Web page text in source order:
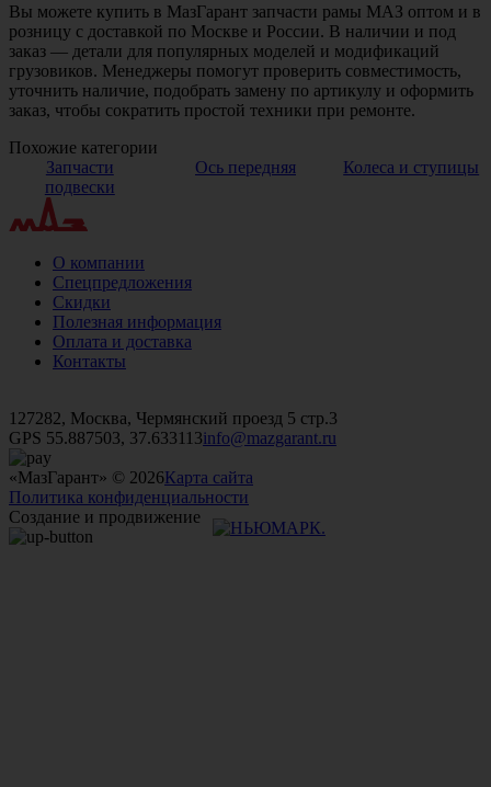
Вы можете купить в МазГарант запчасти рамы МАЗ оптом и в
розницу с доставкой по Москве и России. В наличии и под
заказ — детали для популярных моделей и модификаций
грузовиков. Менеджеры помогут проверить совместимость,
уточнить наличие, подобрать замену по артикулу и оформить
заказ, чтобы сократить простой техники при ремонте.
Похожие категории
Запчасти
подвески
Ось передняя Колеса и ступицы
О компании
Спецпредложения
Скидки
Полезная информация
Оплата и доставка
Контакты
127282, Москва, Чермянский проезд 5 стр.3
GPS 55.887503, 37.633113info@mazgarant.ru
«МазГарант» © 2026Карта сайта
Политика конфиденциальности
Создание и продвижение